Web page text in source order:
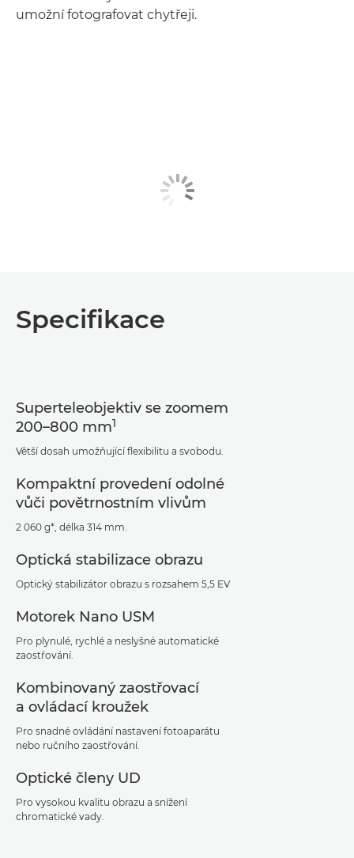
umožní fotografovat chytřeji.
Specifikace
Superteleobjektiv se zoomem
200–800 mm1
Větší dosah umožňující flexibilitu a svobodu.
Kompaktní provedení odolné
vůči povětrnostním vlivům
2 060 g*, délka 314 mm.
Optická stabilizace obrazu
Optický stabilizátor obrazu s rozsahem 5,5 EV
Motorek Nano USM
Pro plynulé, rychlé a neslyšné automatické
zaostřování.
Kombinovaný zaostřovací
a ovládací kroužek
Pro snadné ovládání nastavení fotoaparátu
nebo ručního zaostřování.
Optické členy UD
Pro vysokou kvalitu obrazu a snížení
chromatické vady.